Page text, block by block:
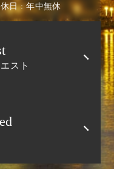
日 : 年中無休
スト